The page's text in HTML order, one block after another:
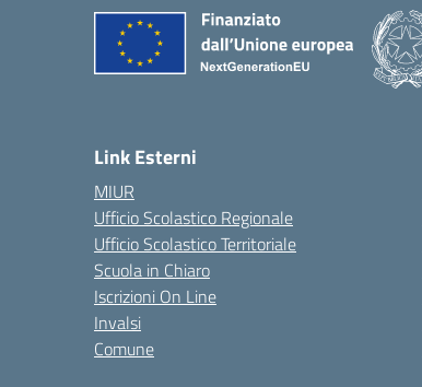
Link Esterni
MIUR
Ufficio Scolastico Regionale
Ufficio Scolastico Territoriale
Scuola in Chiaro
Iscrizioni On Line
Invalsi
Comune